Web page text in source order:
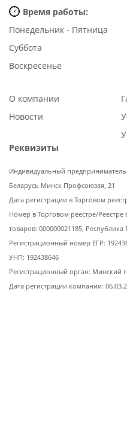
Время работы:
Понедельник - Пятница
Суббота
Воскресенье
О компании
Новости
Реквизиты
Индивидуальный
Беларусь Минск Профсоюзая, 21
Дата регистрации в Торговом
Номер в Торговом реестре/Реестре
товаров: 000000021185, Республика
Регистрационный номер ЕГР:
УНП: 192438646
Регистрационный орган: Минский
Дата регистрации компании: